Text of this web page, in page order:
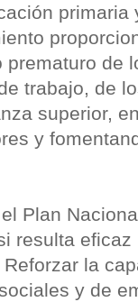
prematuro de
trabajo, de
superior,
y
Plan
resulta
la
y de